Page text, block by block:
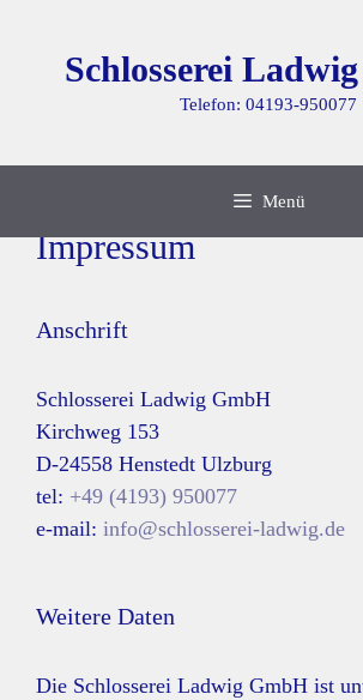
springenSchlosserei
Telefon: 04193-950077
Menü
Impressum
Anschrift
Schlosserei Ladwig GmbH
Kirchweg 153
D-24558 Henstedt Ulzburg
tel: +49 (4193) 950077
e-mail: info@schlosserei-ladwig.de
Weitere Daten
Die Schlosserei Ladwig GmbH ist